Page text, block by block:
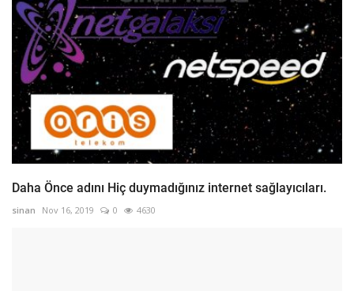
Daha Önce adını Hiç duymadığınız internet sağlayıcıları.
sinan Nov 16, 2019 0 4630